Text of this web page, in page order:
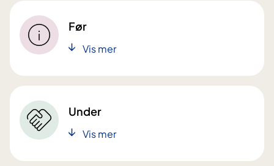
Før
Vis mer
Under
Vis mer